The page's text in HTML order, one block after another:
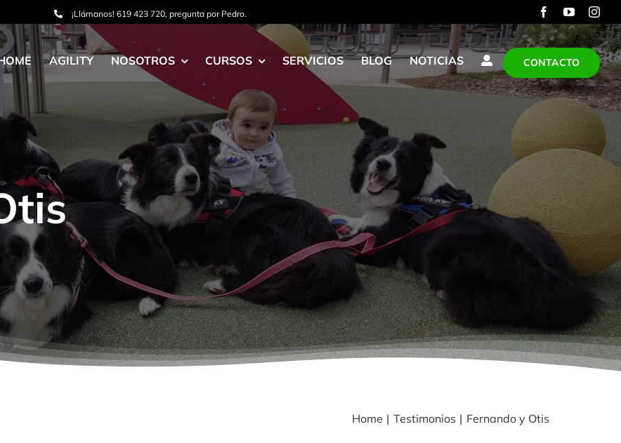
¡Llámanos! 619 423 720, pregunta por Pedro.
AGILITY NOSOTROS CURSOS SERVICIOS BLOG NOTICIAS CONTACTO
Home Testimonios Fernando y Otis